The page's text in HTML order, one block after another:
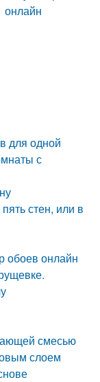
онлайн
для одной
с
стен, или в
обоев онлайн
смесью
слоем